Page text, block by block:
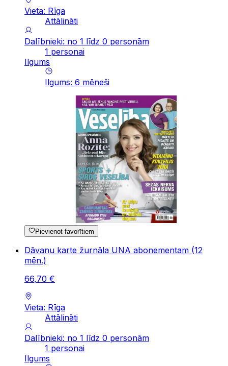
Vieta: Rīga
Attālināti
Dalībnieki: no 1 līdz 0 personām
1 personai
Ilgums
Ilgums: 6 mēneši
Pievienot favorītiem
Dāvanu karte žurnāla UNA abonementam (12
mēn.)
66,70 €
Vieta: Rīga
Attālināti
Dalībnieki: no 1 līdz 0 personām
1 personai
Ilgums